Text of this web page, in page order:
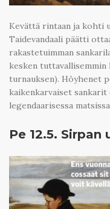
Kevättä rintaan ja kohti
Taidevandaali päätti
rakastetuimman
kesken
turnauksen). Höyhenet
kaikenkarvaiset
legendaarisessa
Pe 12.5. Sirpan